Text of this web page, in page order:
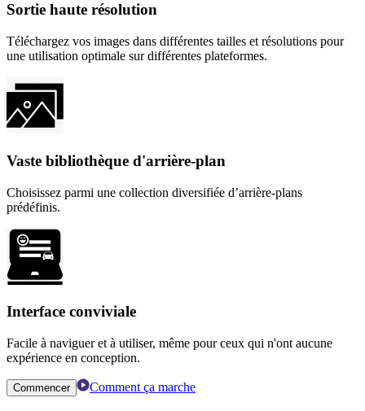
Sortie haute résolution
Téléchargez vos images dans différentes tailles et résolutions pour
une utilisation optimale sur différentes plateformes.
Vaste bibliothèque d'arrière-plan
Choisissez parmi une collection diversifiée d’arrière-plans
prédéfinis.
Interface conviviale
Facile à naviguer et à utiliser, même pour ceux qui n'ont aucune
expérience en conception.
Commencer Comment ça marche